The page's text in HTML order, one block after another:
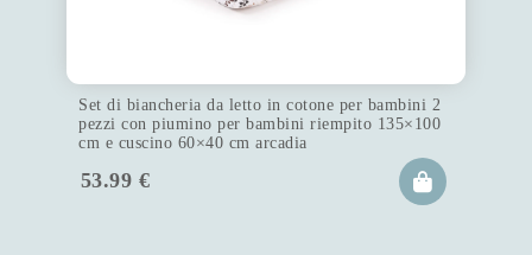
Set di biancheria da letto in cotone per bambini 2
pezzi con piumino per bambini riempito 135×100
cm e cuscino 60×40 cm arcadia
53.99 €